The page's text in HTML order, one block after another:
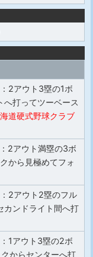
：2アウト3塁の1ボ
へ打ってツーベース
道硬式野球クラブ
：2アウト満塁の3ボ
から見極めてフォ
：2アウト2塁のフル
カンドライト間へ打
：1アウト3塁の2ボ
からセンターへ打